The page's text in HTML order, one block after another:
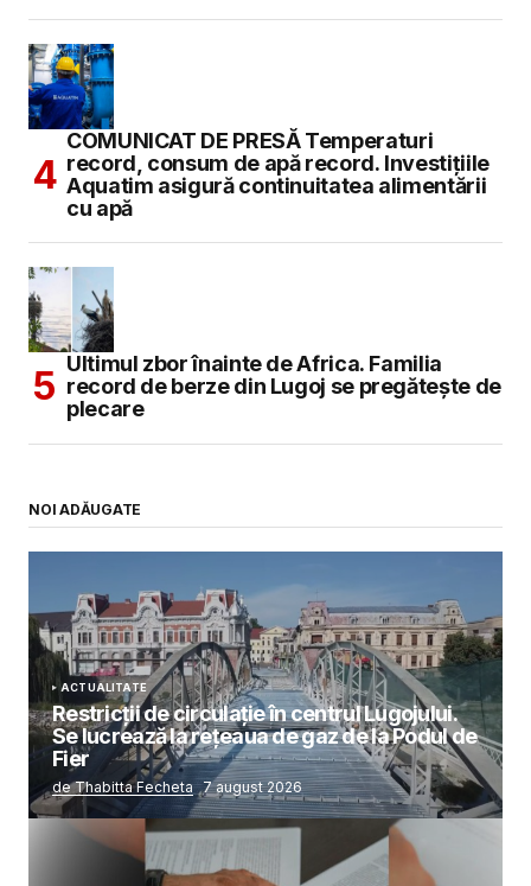
COMUNICAT DE PRESĂ Temperaturi
record, consum de apă record. Investițiile
Aquatim asigură continuitatea alimentării
cu apă
Ultimul zbor înainte de Africa. Familia
record de berze din Lugoj se pregătește de
plecare
NOI ADĂUGATE
ACTUALITATE
Restricții de circulație în centrul Lugojului.
Se lucrează la rețeaua de gaz de la Podul de
Fier
de Thabitta Fecheta 7 august 2026